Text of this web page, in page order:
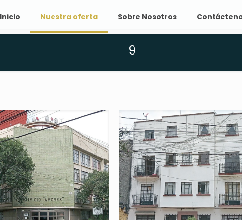
Inicio Nuestra oferta Sobre Nosotros
9